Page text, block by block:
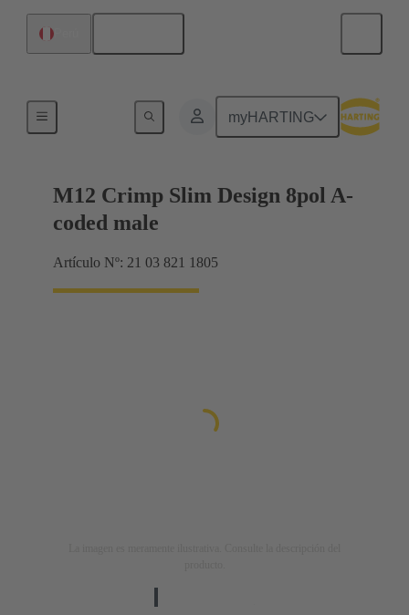
myHARTING
M12 Crimp Slim Design 8pol A-
coded male
Artículo Nº: 21 03 821 1805